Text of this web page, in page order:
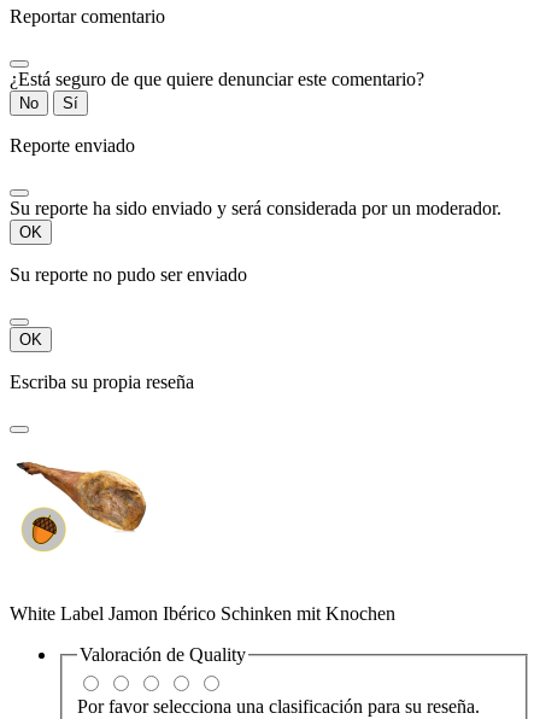
Reportar comentario
¿Está seguro de que quiere denunciar este comentario?
No Sí
Reporte enviado
Su reporte ha sido enviado y será considerada por un moderador.
OK
Su reporte no pudo ser enviado
OK
Escriba su propia reseña
White Label Jamon Ibérico Schinken mit Knochen
Valoración de Quality
Por favor selecciona una clasificación para su reseña.